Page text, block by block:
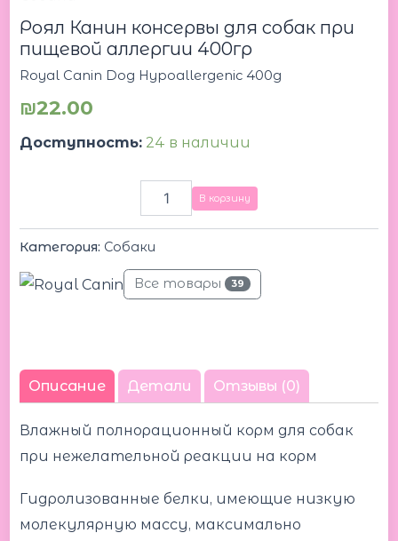
Роял Канин консервы для собак при
пищевой аллергии 400гр
Royal Canin Dog Hypoallergenic 400g
₪22.00
Доступность: 24 в наличии
Hypoallergenic
400g
Роял
Канин
собак
при
аллергии
400гр
В корзину
Категория: Собаки
Все товары 39
Описание Детали Отзывы (0)
Влажный полнорационный корм для собак
при нежелательной реакции на корм
Гидролизованные белки, имеющие низкую
молекулярную массу, максимально